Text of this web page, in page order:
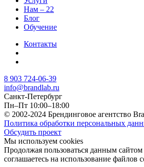
Нам – 22
Блог
Обучение
Контакты
8 903 724-06-39
info@brandlab.ru
Санкт-Петербург
Пн–Пт 10:00–18:00
© 2002-2024 Брендинговое агентство
Политика обработки персональных
Обсудить проект
Мы используем cookies
Продолжая пользоваться данным
соглашаетесь на использование файлов